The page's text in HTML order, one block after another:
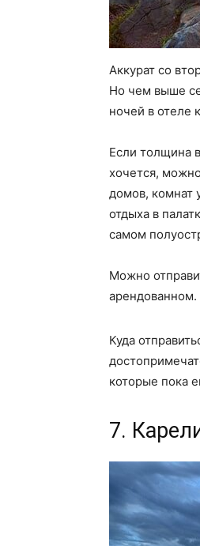
Аккурат со
Но чем выше
ночей в отеле
Если толщина
хочется,
домов, комнат
отдыха в
самом
Можно
арендованном.
Куда
которые пока
7.